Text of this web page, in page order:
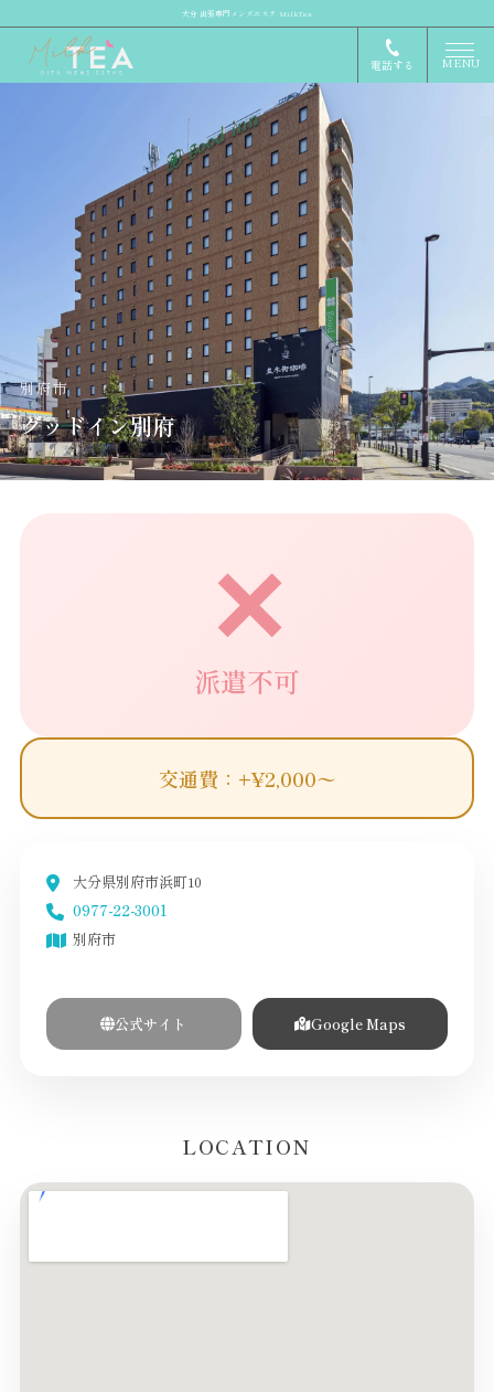
大分 出張専門メンズエステ MilkTea
電話する MENU
別府市
グッドイン別府
✕
派遣不可
交通費：+¥2,000〜
大分県別府市浜町10
0977-22-3001
別府市
公式サイト Google Maps
LOCATION